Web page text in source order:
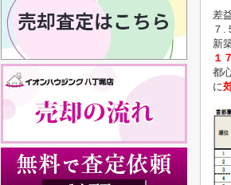
差
７.
新
１
都
に